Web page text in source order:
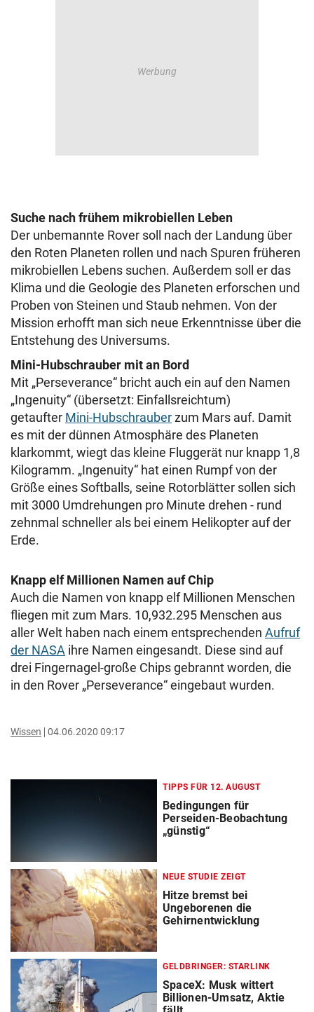
Suche nach frühem mikrobiellen Leben
Der unbemannte Rover soll nach der Landung über
den Roten Planeten rollen und nach Spuren früheren
mikrobiellen Lebens suchen. Außerdem soll er das
Klima und die Geologie des Planeten erforschen und
Proben von Steinen und Staub nehmen. Von der
Mission erhofft man sich neue Erkenntnisse über die
Entstehung des Universums.
Mini-Hubschrauber mit an Bord
Mit „Perseverance“ bricht auch ein auf den Namen
„Ingenuity“ (übersetzt: Einfallsreichtum)
getaufter Mini-Hubschrauberzum Mars auf. Damit
es mit der dünnen Atmosphäre des Planeten
klarkommt, wiegt das kleine Fluggerät nur knapp 1,8
Kilogramm. „Ingenuity“ hat einen Rumpf von der
Größe eines Softballs, seine Rotorblätter sollen sich
mit 3000 Umdrehungen pro Minute drehen - rund
zehnmal schneller als bei einem Helikopter auf der
Erde.
Knapp elf Millionen Namen auf Chip
Auch die Namen von knapp elf Millionen Menschen
fliegen mit zum Mars. 10,932.295 Menschen aus
aller Welt haben nach einem entsprechenden Aufruf
der NASA ihre Namen eingesandt. Diese sind auf
drei Fingernagel-große Chips gebrannt worden, die
in den Rover „Perseverance“ eingebaut wurden.
Wissen 04.06.2020 09:17
TIPPS FÜR 12. AUGUST
Bedingungen für
Perseiden-Beobachtung
„günstig“
NEUE STUDIE ZEIGT
Hitze bremst bei
Ungeborenen die
Gehirnentwicklung
GELDBRINGER: STARLINK
SpaceX: Musk wittert
Billionen-Umsatz, Aktie